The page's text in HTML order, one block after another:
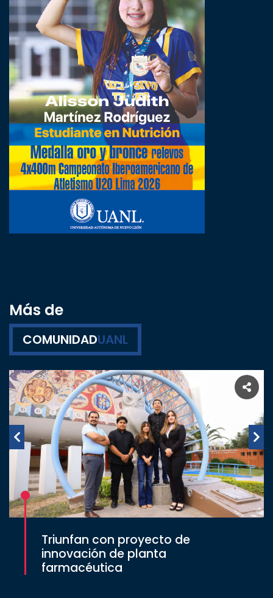
Más de
COMUNIDADUANL
Triunfan con proyecto de
innovación de planta
farmacéutica